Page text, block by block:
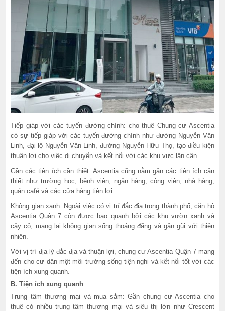
Tiếp giáp với các tuyến đường chính: cho thuê Chung cư Ascentia
có sự tiếp giáp với các tuyến đường chính như đường Nguyễn Văn
Linh, đại lộ Nguyễn Văn Linh, đường Nguyễn Hữu Thọ, tạo điều kiện
thuận lợi cho việc di chuyển và kết nối với các khu vực lân cận.
Gần các tiện ích cần thiết: Ascentia cũng nằm gần các tiện ích cần
thiết như trường học, bệnh viện, ngân hàng, công viên, nhà hàng,
quán café và các cửa hàng tiện lợi.
Không gian xanh: Ngoài việc có vị trí đắc địa trong thành phố, căn hộ
Ascentia Quận 7 còn được bao quanh bởi các khu vườn xanh và
cây cỏ, mang lại không gian sống thoáng đãng và gần gũi với thiên
nhiên.
Với vị trí địa lý đắc địa và thuận lợi, chung cư Ascentia Quận 7 mang
đến cho cư dân một môi trường sống tiện nghi và kết nối tốt với các
tiện ích xung quanh.
B. Tiện ích xung quanh
Trung tâm thương mại và mua sắm: Gần chung cư Ascentia cho
thuê có nhiều trung tâm thương mại và siêu thị lớn như Crescent